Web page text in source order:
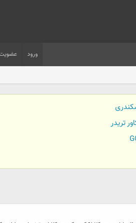
ورود